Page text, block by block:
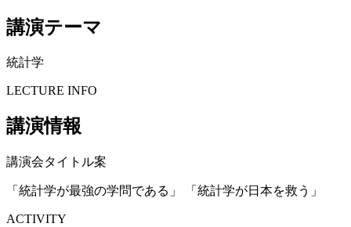
講演テーマ
統計学
LECTURE INFO
講演情報
講演会タイトル案
「統計学が最強の学問である」 「統計学が日本を救う」
ACTIVITY